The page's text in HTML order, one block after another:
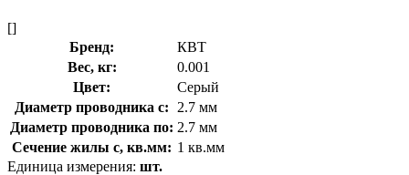
[]
Бренд:
КВТ
Вес, кг:
0.001
Цвет:
Серый
Диаметр проводника с:
2.7 мм
Диаметр проводника по: 2.7 мм
Сечение жилы с, кв.мм: 1 кв.мм
Единица измерения: шт.